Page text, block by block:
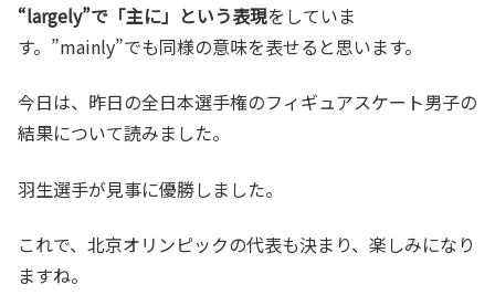
“largely”で「主に」という表現をしていま
す。”mainly”でも同様の意味を表せると思います。
今日は、昨日の全日本選手権のフィギュアスケート男子の
結果について読みました。
羽生選手が見事に優勝しました。
これで、北京オリンピックの代表も決まり、楽しみになり
ますね。